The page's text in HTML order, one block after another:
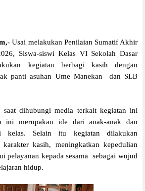
Usai melakukan Penilaian Sumatif Akhir
Siswa-siswi Kelas VI Sekolah Dasar
kegiatan berbagi kasih dengan
panti asuhan Ume Manekan dan SLB
saat dihubungi media terkait kegiatan ini
ini merupakan ide dari anak-anak dan
kelas. Selain itu kegiatan dilakukan
kasih, meningkatkan kepedulian
pelayanan kepada sesama sebagai wujud
hidup.